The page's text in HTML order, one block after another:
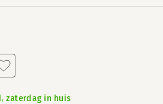
zaterdag in huis